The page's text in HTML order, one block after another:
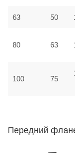
63 50
80 63
100 75
Передний